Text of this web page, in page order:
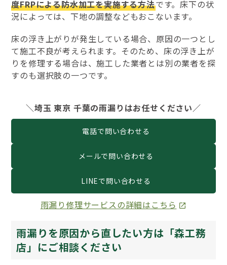
度FRPによる防水加工を実施する方法です。床下の状
況によっては、下地の調整などもおこないます。
床の浮き上がりが発生している場合、原因の一つとし
て施工不良が考えられます。そのため、床の浮き上が
りを修理する場合は、施工した業者とは別の業者を探
すのも選択肢の一つです。
＼埼玉 東京 千葉の雨漏りはお任せください／
電話で問い合わせる
メールで問い合わせる
LINEで問い合わせる
雨漏り修理サービスの詳細はこちら
雨漏りを原因から直したい方は「森工務
店」にご相談ください